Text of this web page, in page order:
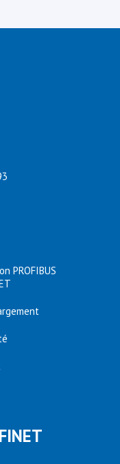
PROFIBUS